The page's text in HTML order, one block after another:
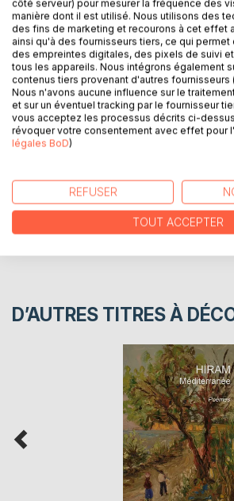
Au huitième recueil, Hiram, en
l’éloge de la femme muse du poète,
ivresse amour et parfume la vie….
AUTEUR(S)
AVIS
D’AUTRES TITRES À
côté serveur) pour mesurer la fréquence des
manière dont il est utilisé. Nous utilisons des
des fins de marketing et recourons à cet effet
ainsi qu'à des fournisseurs tiers, ce qui
des empreintes digitales, des pixels de suivi
tous les appareils. Nous intégrons également
contenus tiers provenant d'autres
Nous n'avons aucune influence sur le
et sur un éventuel tracking par le fournisseur
vous acceptez les processus décrits ci-
révoquer votre consentement avec effet pour
légales BoD)
REFUSER
TOUT ACCEPTER